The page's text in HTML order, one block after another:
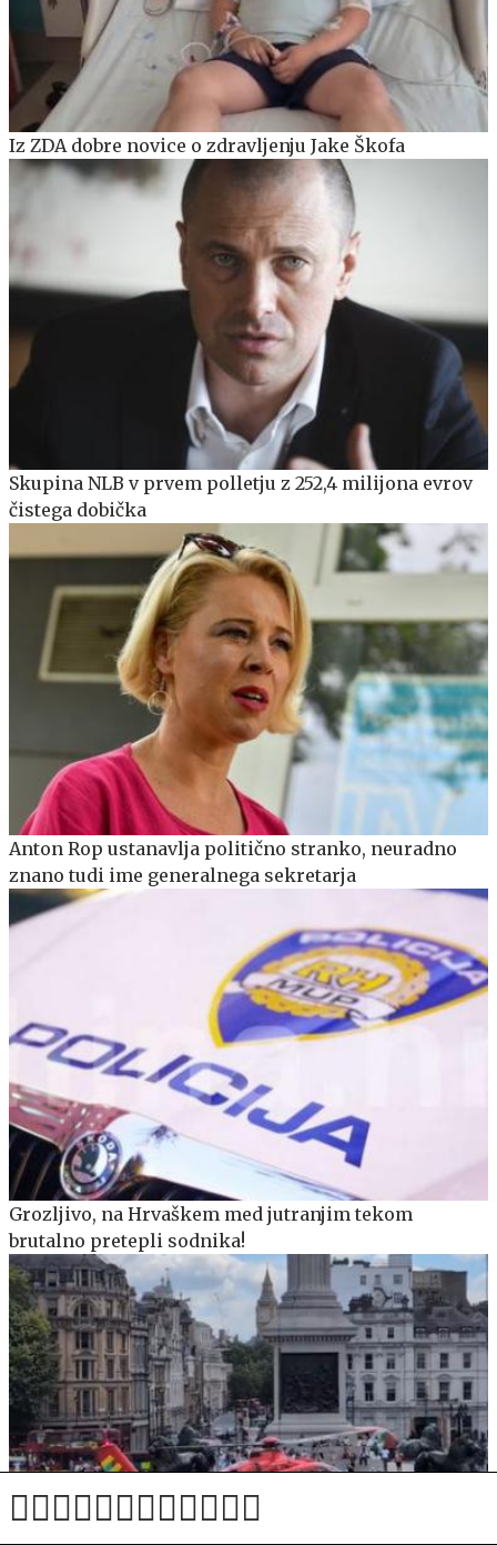
Iz ZDA dobre novice o zdravljenju Jake Škofa
Skupina NLB v prvem polletju z 252,4 milijona evrov
čistega dobička
Anton Rop ustanavlja politično stranko, neuradno
znano tudi ime generalnega sekretarja
Grozljivo, na Hrvaškem med jutranjim tekom
brutalno pretepli sodnika!